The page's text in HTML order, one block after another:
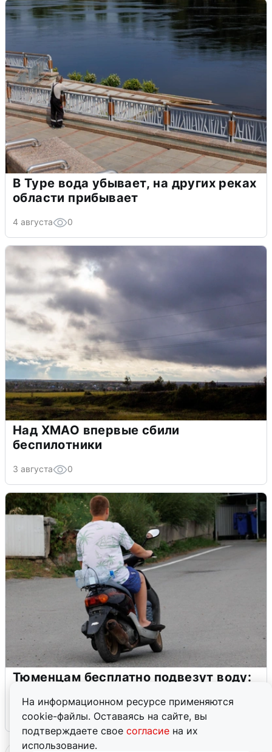
На информационном ресурсе применяются
cookie-файлы. Оставаясь на сайте, вы
подтверждаете свое согласие на их
использование.
В Туре вода убывает, на других реках
области прибывает
4 августа 0
Над ХМАО впервые сбили
беспилотники
3 августа 0
Тюменцам бесплатно подвезут воду:
3 августа 0